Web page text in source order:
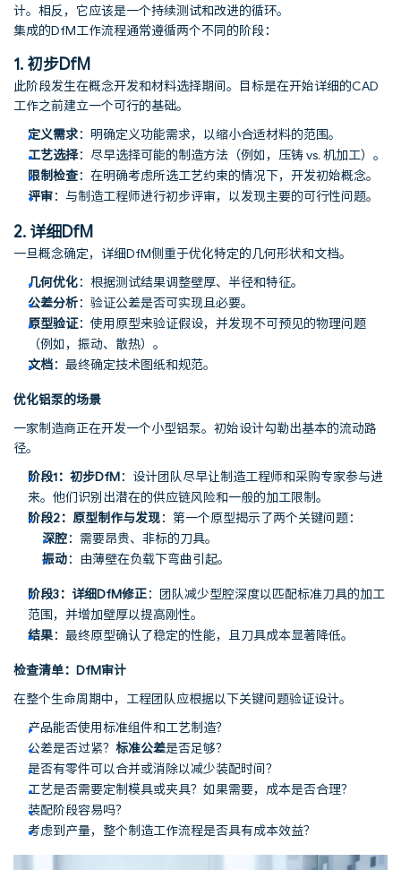
计。相反，它应该是一个持续测试和改进的循环。
集成的DfM工作流程通常遵循两个不同的阶段：
1. 初步DfM
此阶段发生在概念开发和材料选择期间。目标是在开始详细的CAD
工作之前建立一个可行的基础。
定义需求：明确定义功能需求，以缩小合适材料的范围。
工艺选择：尽早选择可能的制造方法（例如，压铸 vs. 机加工）。
限制检查：在明确考虑所选工艺约束的情况下，开发初始概念。
评审：与制造工程师进行初步评审，以发现主要的可行性问题。
2. 详细DfM
一旦概念确定，详细DfM侧重于优化特定的几何形状和文档。
几何优化：根据测试结果调整壁厚、半径和特征。
公差分析：验证公差是否可实现且必要。
原型验证：使用原型来验证假设，并发现不可预见的物理问题
（例如，振动、散热）。
文档：最终确定技术图纸和规范。
优化铝泵的场景
一家制造商正在开发一个小型铝泵。初始设计勾勒出基本的流动路
径。
阶段1：初步DfM：设计团队尽早让制造工程师和采购专家参与进
来。他们识别出潜在的供应链风险和一般的加工限制。
阶段2：原型制作与发现：第一个原型揭示了两个关键问题：
深腔：需要昂贵、非标的刀具。
振动：由薄壁在负载下弯曲引起。
阶段3：详细DfM修正：团队减少型腔深度以匹配标准刀具的加工
范围，并增加壁厚以提高刚性。
结果：最终原型确认了稳定的性能，且刀具成本显著降低。
检查清单：DfM审计
在整个生命周期中，工程团队应根据以下关键问题验证设计。
产品能否使用标准组件和工艺制造？
公差是否过紧？ 标准公差是否足够？
是否有零件可以合并或消除以减少装配时间？
工艺是否需要定制模具或夹具？如果需要，成本是否合理？
装配阶段容易吗？
考虑到产量，整个制造工作流程是否具有成本效益？